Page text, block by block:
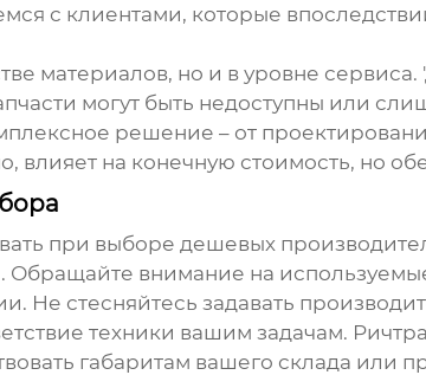
с клиентами, которые
материалов, но и в уровне
могут быть недоступны или
решение – от
влияет на конечную стоимость, но
при выборе дешевых
Обращайте внимание на
Не стесняйтесь задавать
техники вашим задачам.
габаритам вашего склада или